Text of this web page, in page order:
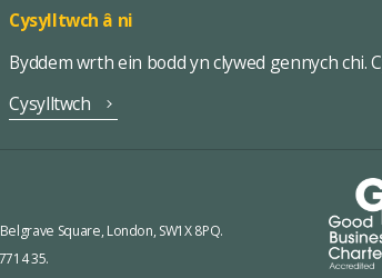
Cysylltwch â ni
Byddem wrth ein bodd yn clywed gennych chi.
Cysylltwch
Square, London, SW1X 8PQ.
35.